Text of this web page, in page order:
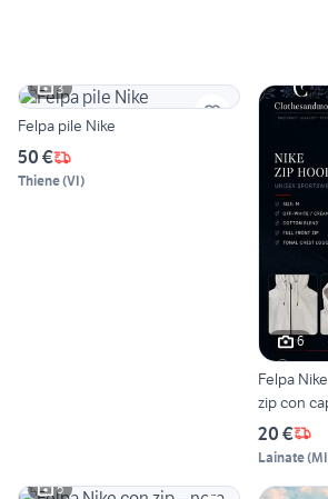
3
Felpa pile Nike
50 €
Thiene(VI)
6
Felpa
zip con
20 €
Lainate(MI
5